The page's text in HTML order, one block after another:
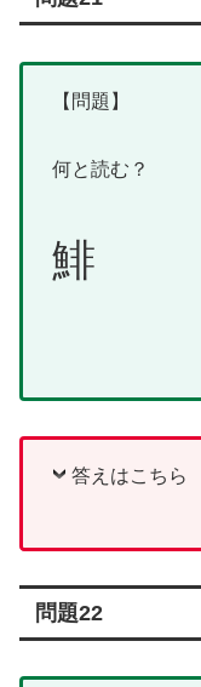
【問題】
何と読む？
鯡
答えはこちら
問題22